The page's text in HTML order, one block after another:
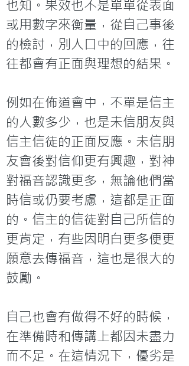
也知。果效也不是單單從表面
或用數字來衡量，從自己事後
的檢討，別人口中的回應，往
往都會有正面與理想的結果。
例如在佈道會中，不單是信主
的人數多少，也是未信朋友與
信主信徒的正面反應。未信朋
友會後對信仰更有興趣，對神
對福音認識更多，無論他們當
時信或仍要考慮，這都是正面
的。信主的信徒對自己所信的
更肯定，有些因明白更多便更
願意去傳福音，這也是很大的
鼓勵。
自己也會有做得不好的時候，
在準備時和傳講上都因未盡力
而不足。在這情況下，優劣是